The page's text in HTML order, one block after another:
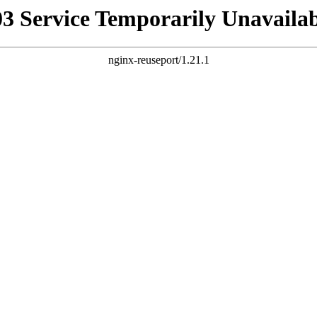
Service Temporarily
nginx-reuseport/1.21.1